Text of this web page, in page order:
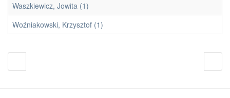
Waszkiewicz, Jowita (1)
Woźniakowski, Krzysztof (1)